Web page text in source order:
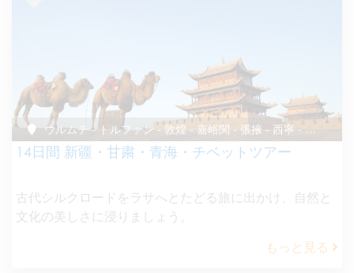
ウルムチ - トルファン - 敦煌 - 嘉峪関 - 張掖 - 西寧 - ラサ
14日間 新疆・甘粛・青海・チベットツアー
古代シルクロードをラサへとたどる旅に出かけ、自然と
文化の美しさに浸りましょう。
もっと見る